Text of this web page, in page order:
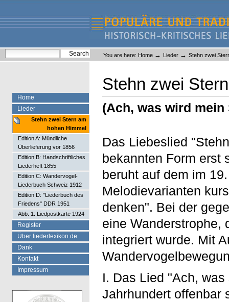
content.
navigation
Liederlexikon
Personal
tools
You are here: Home → Lieder → Stehn zwei
Stehn zwei
(Ach, was wird
Das Liebeslied
bekannten Form erst
beruht auf dem im
Melodievarianten
denken". Bei der
eine Wanderstrophe,
integriert wurde. Mit
I. Das Lied "Ach,
Jahrhundert offenbar
Home
Lieder
Stehn zwei Stern am
hohen Himmel
Edition A: Mündliche
Überlieferung vor 1856
Edition B: Handschriftliches
Liederheft 1855
Edition C: Wandervogel-
Liederbuch Schweiz 1912
Edition D: "Liederbuch des
Friedens" DDR 1951
Abb. 1: Liedpostkarte 1924
Register
Über liederlexikon.de
Dank
Kontakt
Impressum